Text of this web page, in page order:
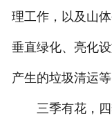
理工作，以及山
垂直绿化、亮化
产生的垃圾清运等
三季有花，四